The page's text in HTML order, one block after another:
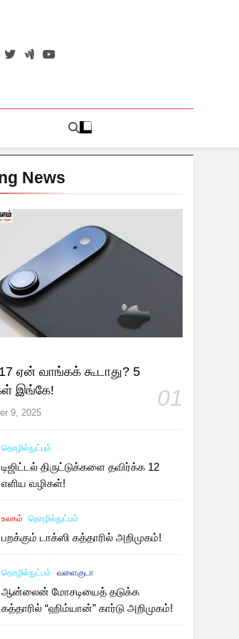
News
ஏன் வாங்கக் கூடாது? 5
இங்கே!
01
9, 2025
தொழில்நுட்பம்
டிஜிட்டல் திருட்டுக்களை தவிர்க்க 12
எளிய வழிகள்!
உலகம் தொழில்நுட்பம்
பறக்கும் டாக்ஸி கத்தாரில் அறிமுகம்!
தொழில்நுட்பம் வளைகுடா
ஆன்லைன் மோசடியைத் தடுக்க
கத்தாரில் “ஹிம்யான்” கார்டு அறிமுகம்!